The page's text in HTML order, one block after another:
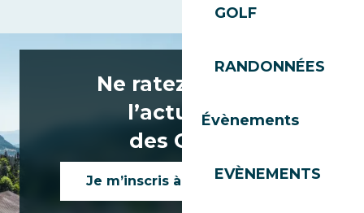
GOLF
RANDONNÉES
Évènements
EVÈNEMENTS
Ne ratez rien de
l’actualité
des Gets !
Je m’inscris à la newsletter